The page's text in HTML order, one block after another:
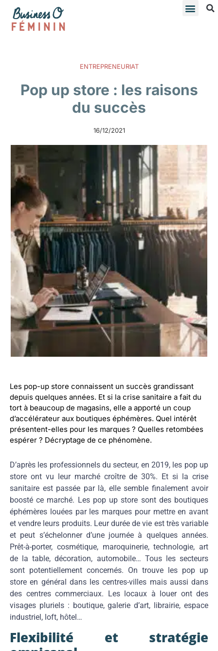
ENTREPRENEURIAT
Pop up store : les raisons
du succès
16/12/2021
Les pop-up store connaissent un succès grandissant
depuis quelques années. Et si la crise sanitaire a fait du
tort à beaucoup de magasins, elle a apporté un coup
d’accélérateur aux boutiques éphémères. Quel intérêt
présentent-elles pour les marques ? Quelles retombées
espérer ? Décryptage de ce phénomène.
D’après les professionnels du secteur, en 2019, les pop up
store ont vu leur marché croître de 30%. Et si la crise
sanitaire est passée par là, elle semble finalement avoir
boosté ce marché. Les pop up store sont des boutiques
éphémères louées par les marques pour mettre en avant
et vendre leurs produits. Leur durée de vie est très variable
et peut s’échelonner d’une journée à quelques années.
Prêt-à-porter, cosmétique, maroquinerie, technologie, art
de la table, décoration, automobile… Tous les secteurs
sont potentiellement concernés. On trouve les pop up
store en général dans les centres-villes mais aussi dans
des centres commerciaux. Les locaux à louer ont des
visages pluriels : boutique, galerie d’art, librairie, espace
industriel, loft, hôtel…
Flexibilité et stratégie